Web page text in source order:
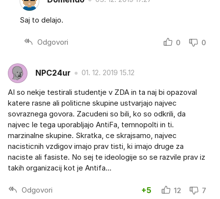
Saj to delajo.
Odgovori 0 0
NPC24ur 01. 12. 2019 15.12
AI so nekje testirali studentje v ZDA in ta naj bi opazoval
katere rasne ali politicne skupine ustvarjajo najvec
sovraznega govora. Zacudeni so bili, ko so odkrili, da
najvec le tega uporabljajo AntiFa, temnopolti in ti.
marzinalne skupine. Skratka, ce skrajsamo, najvec
nacisticnih vzdigov imajo prav tisti, ki imajo druge za
naciste ali fasiste. No sej te ideologije so se razvile prav iz
takih organizacij kot je Antifa...
Odgovori +5 12 7